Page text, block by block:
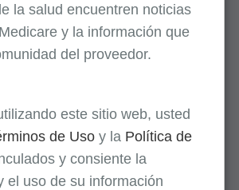
la salud encuentren noticias
y la información que
del proveedor.
este sitio web, usted
de Usoy la Política de
y consiente la
el uso de su información